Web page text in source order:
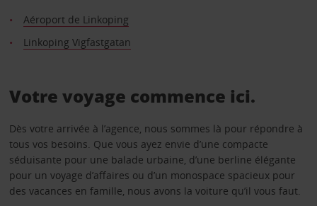
Aéroport de Linkoping
Linkoping Vigfastgatan
Votre voyage commence ici.
Dès votre arrivée à l’agence, nous sommes là pour répondre à
tous vos besoins. Que vous ayez envie d’une compacte
séduisante pour une balade urbaine, d’une berline élégante
pour un voyage d’affaires ou d’un monospace spacieux pour
des vacances en famille, nous avons la voiture qu’il vous faut.